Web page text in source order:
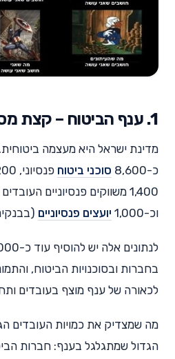
1. ענף הביטוח – קצת מספרים
מדינת ישראל היא מעצמה
כ-8,600
סוכני ביטוח
1,400 משווקים פנסיוניים
וכ-1,000
יועצים פנסיוניים
בחברות ובסוכנויות הביטוח,
לכאורה של ענף מוצף בעובדים
מה שמצדיק את כמויות העובדים
הגדול שמתגלגל בענף: חברות